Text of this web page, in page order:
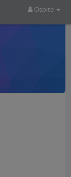
Ospite